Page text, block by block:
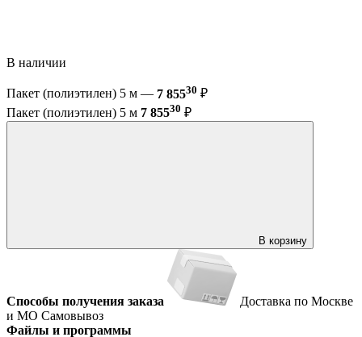
В наличии
Пакет (полиэтилен) 5 м — 7 85530 ₽
Пакет (полиэтилен) 5 м 7 85530 ₽
В корзину
Способы получения заказа
Доставка по Москве
и МО Самовывоз
Файлы и программы